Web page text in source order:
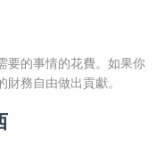
要的事情的花費。如果你
務自由做出貢獻。